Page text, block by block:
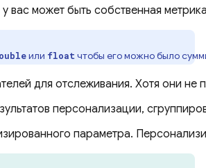
у вас может быть собственная
или floatчтобы его можно было
для отслеживания. Хотя они
персонализации,
параметра.